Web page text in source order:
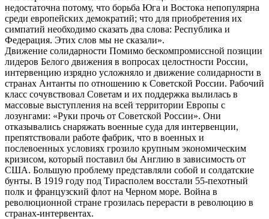
недостаточна потому, что борьба Юга и Востока непопулярна
среди европейских демократий; что для приобретения их
симпатий необходимо сказать два слова: Республика и
Федерация. Этих слов мы не сказали».
Движение солидарности Помимо бескомпромиссной позиции
лидеров Белого движения в вопросах целостности России,
интервенцию изрядно усложняло и движение солидарности в
странах Антанты по отношению к Советской России. Рабочий
класс сочувствовал Советам и их поддержка вылилась в
массовые выступления на всей территории Европы с
лозунгами: «Руки прочь от Советской России». Они
отказывались снаряжать военные суда для интервенции,
препятствовали работе фабрик, что в военных и
послевоенных условиях грозило крупным экономическим
кризисом, который поставил бы Англию в зависимость от
США. Большую проблему представляли собой и солдатские
бунты. В 1919 году под Тирасполем восстали 55-пехотный
полк и французский флот на Черном море. Война в
революционной стране грозилась перерасти в революцию в
странах-интервентах.